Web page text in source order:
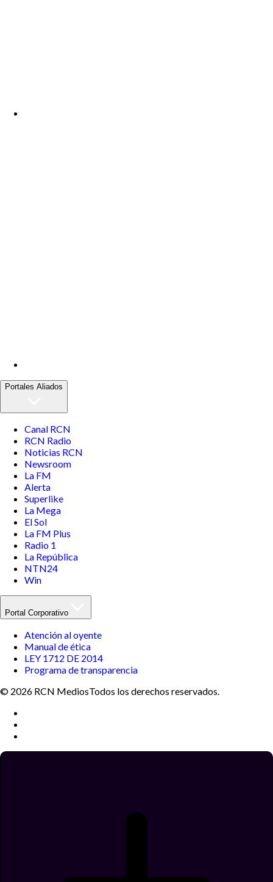
Portales Aliados
Canal RCN
RCN Radio
Noticias RCN
Newsroom
La FM
Alerta
Superlike
La Mega
El Sol
La FM Plus
Radio 1
La República
NTN24
Win
Portal Corporativo
Atención al oyente
Manual de ética
LEY 1712 DE 2014
Programa de transparencia
© 2026 RCN MediosTodos los derechos reservados.